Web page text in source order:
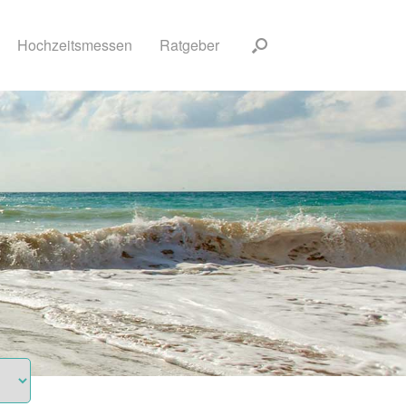
Hochzeitsmessen Ratgeber